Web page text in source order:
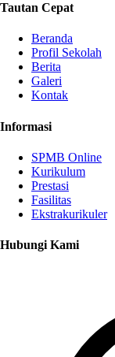
Tautan Cepat
Beranda
Profil Sekolah
Berita
Galeri
Kontak
Informasi
SPMB Online
Kurikulum
Prestasi
Fasilitas
Ekstrakurikuler
Hubungi Kami